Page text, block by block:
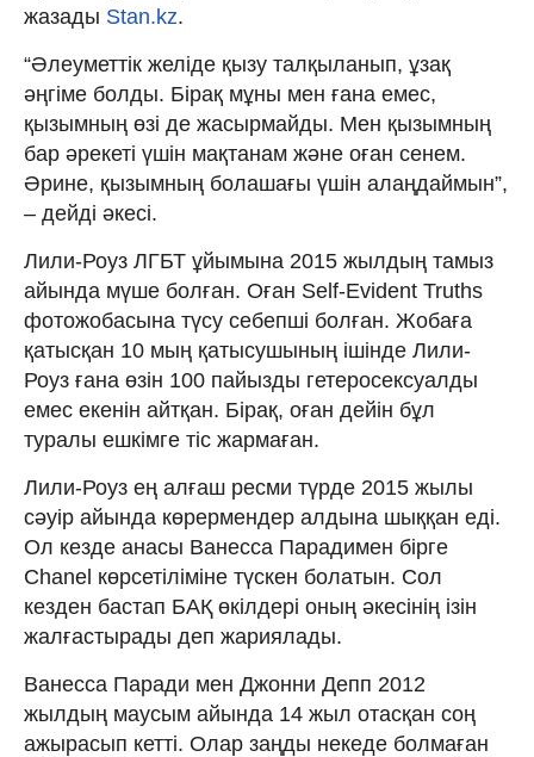
жазады Stan.kz.
“Әлеуметтік желіде қызу талқыланып, ұзақ
әңгіме болды. Бірақ мұны мен ғана емес,
қызымның өзі де жасырмайды. Мен қызымның
бар әрекеті үшін мақтанам және оған сенем.
Әрине, қызымның болашағы үшін алаңдаймын”,
– дейді әкесі.
Лили-Роуз ЛГБТ ұйымына 2015 жылдың тамыз
айында мүше болған. Оған Self-Evident Truths
фотожобасына түсу себепші болған. Жобаға
қатысқан 10 мың қатысушының ішінде Лили-
Роуз ғана өзін 100 пайызды гетеросексуалды
емес екенін айтқан. Бірақ, оған дейін бұл
туралы ешкімге тіс жармаған.
Лили-Роуз ең алғаш ресми түрде 2015 жылы
сәуір айында көрермендер алдына шыққан еді.
Ол кезде анасы Ванесса Парадимен бірге
Chanel көрсетіліміне түскен болатын. Сол
кезден бастап БАҚ өкілдері оның әкесінің ізін
жалғастырады деп жариялады.
Ванесса Паради мен Джонни Депп 2012
жылдың маусым айында 14 жыл отасқан соң
ажырасып кетті. Олар заңды некеде болмаған